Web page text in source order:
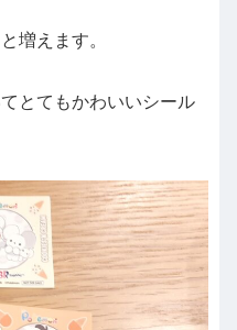
増えます。
とてもかわいいシール